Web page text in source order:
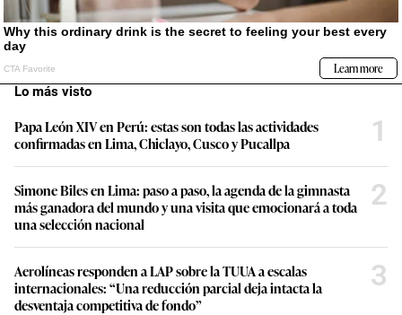
Lo más visto
Papa León XIV en Perú: estas son todas las actividades
confirmadas en Lima, Chiclayo, Cusco y Pucallpa
1
Simone Biles en Lima: paso a paso, la agenda de la gimnasta
más ganadora del mundo y una visita que emocionará a toda
una selección nacional
2
Aerolíneas responden a LAP sobre la TUUA a escalas
internacionales: “Una reducción parcial deja intacta la
desventaja competitiva de fondo”
3